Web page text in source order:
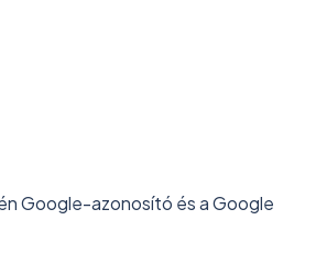
Google-azonosító és a Google